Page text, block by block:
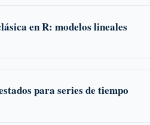
en R: modelos lineales
para series de tiempo